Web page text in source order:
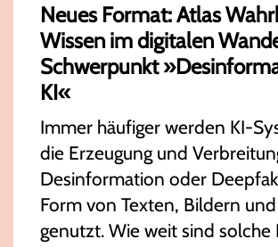
Neues Format: Atlas
Wissen im digitalen
Schwerpunkt
KI«
Immer häufiger werden KI-
die Erzeugung und
Desinformation oder
Form von Texten, Bildern
genutzt. Wie weit sind solche